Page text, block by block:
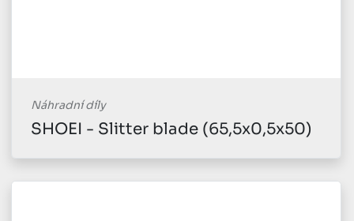
Náhradní díly
SHOEI - Slitter blade (65,5x0,5x50)